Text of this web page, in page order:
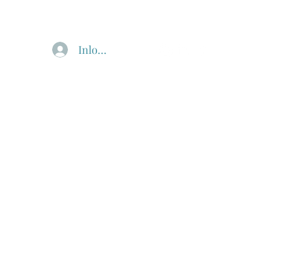
Inloggen